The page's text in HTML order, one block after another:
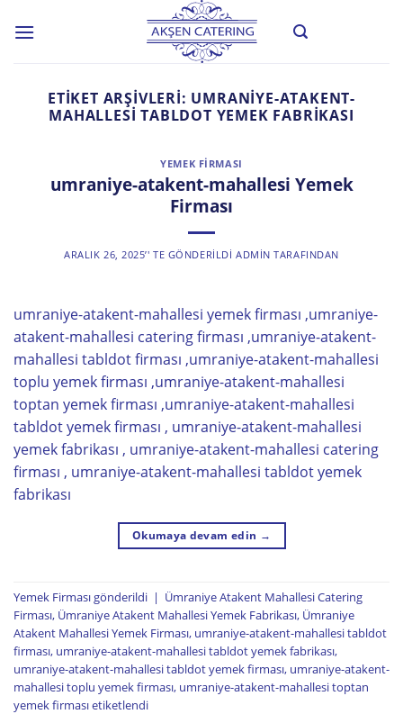
ETIKET ARŞIVLERI: UMRANIYE-ATAKENT-
MAHALLESI TABLDOT YEMEK FABRIKASI
YEMEK FIRMASI
umraniye-atakent-mahallesi Yemek
Firması
ARALIK 26, 2025’' TE GÖNDERILDI ADMIN TARAFINDAN
umraniye-atakent-mahallesi yemek firması ,umraniye-
atakent-mahallesi catering firması ,umraniye-atakent-
mahallesi tabldot firması ,umraniye-atakent-mahallesi
toplu yemek firması ,umraniye-atakent-mahallesi
toptan yemek firması ,umraniye-atakent-mahallesi
tabldot yemek firması , umraniye-atakent-mahallesi
yemek fabrikası , umraniye-atakent-mahallesi catering
firması , umraniye-atakent-mahallesi tabldot yemek
fabrikası
Okumaya devam edin →
Yemek Firmasıgönderildi | Ümraniye Atakent Mahallesi Catering
Firması, Ümraniye Atakent Mahallesi Yemek Fabrikası, Ümraniye
Atakent Mahallesi Yemek Firması, umraniye-atakent-mahallesi tabldot
firması, umraniye-atakent-mahallesi tabldot yemek fabrikası,
umraniye-atakent-mahallesi tabldot yemek firması, umraniye-atakent-
mahallesi toplu yemek firması, umraniye-atakent-mahallesi toptan
yemek firmasıetiketlendi